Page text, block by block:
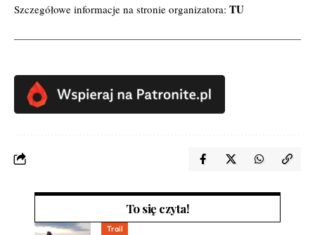
Szczegółowe informacje na stronie organizatora: TU
To się czyta!
Trail